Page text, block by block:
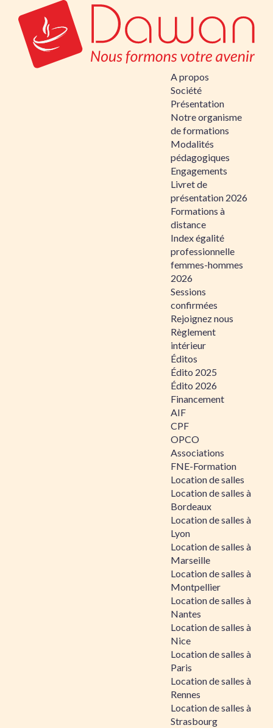
A propos
Société
Présentation
Notre organisme
de formations
Modalités
pédagogiques
Engagements
Livret de
présentation 2026
Formations à
distance
Index égalité
professionnelle
femmes-hommes
2026
Sessions
confirmées
Rejoignez nous
Règlement
intérieur
Éditos
Édito 2025
Édito 2026
Financement
AIF
CPF
OPCO
Associations
FNE-Formation
Location de salles
Location de salles à
Bordeaux
Location de salles à
Lyon
Location de salles à
Marseille
Location de salles à
Montpellier
Location de salles à
Nantes
Location de salles à
Nice
Location de salles à
Paris
Location de salles à
Rennes
Location de salles à
Strasbourg